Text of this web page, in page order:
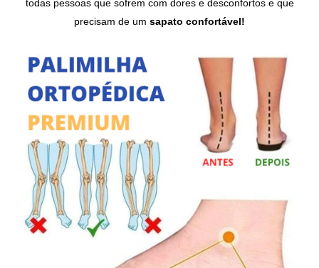
todas pessoas que sofrem com dores e desconfortos e que
precisam de um sapato confortável!